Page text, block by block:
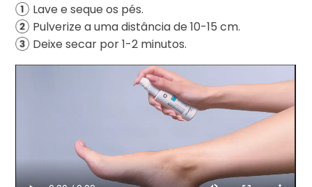
Lave e seque os pés.
Pulverize a uma distância de 10-15 cm.
Deixe secar por 1-2 minutos.